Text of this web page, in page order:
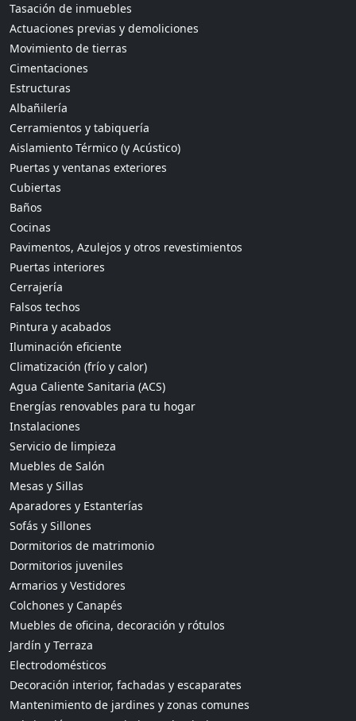
Tasación de inmuebles
Actuaciones previas y demoliciones
Movimiento de tierras
Cimentaciones
Estructuras
Albañilería
Cerramientos y tabiquería
Aislamiento Térmico (y Acústico)
Puertas y ventanas exteriores
Cubiertas
Baños
Cocinas
Pavimentos, Azulejos y otros revestimientos
Puertas interiores
Cerrajería
Falsos techos
Pintura y acabados
Iluminación eficiente
Climatización (frío y calor)
Agua Caliente Sanitaria (ACS)
Energías renovables para tu hogar
Instalaciones
Servicio de limpieza
Muebles de Salón
Mesas y Sillas
Aparadores y Estanterías
Sofás y Sillones
Dormitorios de matrimonio
Dormitorios juveniles
Armarios y Vestidores
Colchones y Canapés
Muebles de oficina, decoración y rótulos
Jardín y Terraza
Electrodomésticos
Decoración interior, fachadas y escaparates
Mantenimiento de jardines y zonas comunes